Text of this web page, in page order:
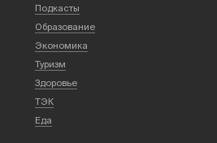
Подкасты
Образование
Экономика
Туризм
Здоровье
ТЭК
Еда